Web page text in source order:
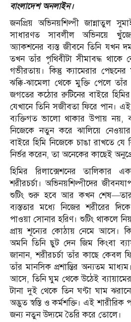
বাংলাদেশ অনলাইন।
জনপ্রিয় অভিনয়শিল্পী জান্নাতুল
সাধারণত সাবলীল অভিনয়ে খুঁজে
অ্যাকশনের ব্যস্ত জীবনে তিনি যখন
তখন তাঁর পৃথিবীটা সীমাবদ্ধ থাকে
গভীরতায়। কিন্তু ক্যামেরার
ঝক্কি-ঝামেলা থেকে মুক্তি পেলে
জগতের কঠোর রুটিনের বাইরে
যেখানে তিনি সজীবতা ফিরে পান।
ব্যক্তিগত ভালো থাকার উপায় নয়,
নিজেকে নতুন করে ঝালিয়ে
বাইরে হিমি নিজেকে চাঙা রাখতে
নির্ভর করেন, তা অনেকের কাছেই
হিমির রিলাক্সেশনের তালিকার
শরীরচর্চা। অভিনয়শিল্পীদের
শুটিং শুরু হবে আর কখন
ব্যস্ততার মধ্যে নিজের শরীরের
পাওয়া সোনার হরিণ। শুটিং থাকলে
প্রায় শূন্যের কোঠায় নেমে আসে।
অমনি তিনি ছুট দেন জিম কিংবা
জানান, শরীরচর্চা তাঁর কাছে কেবল
তাঁর মানসিক প্রশান্তির অন্যতম
আসে, তিনি ঘুম থেকে উঠেই
টানা দুই থেকে তিন ঘণ্টা ঘাম
অদ্ভুত স্বস্তি ও কর্মশক্তি। এই
জন্য নতুন উদ্যমে তৈরি করে তোলে।